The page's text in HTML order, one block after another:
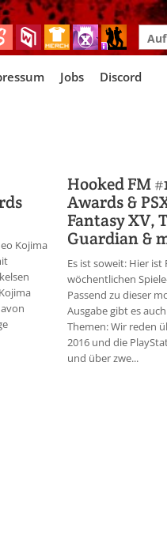
for:
Jobs Discord
Kojima
Hooked FM
Awards &
Fantasy XV,
Guardian &
Es ist soweit: Hier ist
wöchentlichen
Passend zu dieser
Ausgabe gibt es
Themen: Wir reden
2016 und die
und über zwe...